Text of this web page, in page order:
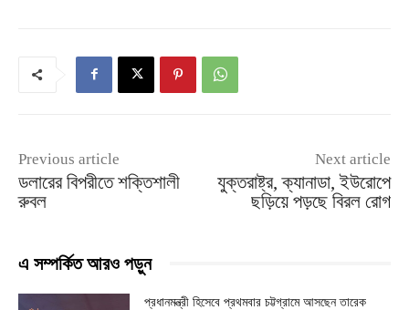
Previous article
ডলারের বিপরীতে শক্তিশালী
রুবল
Next article
যুক্তরাষ্ট্র, ক্যানাডা, ইউরোপে
ছড়িয়ে পড়ছে বিরল রোগ
এ সম্পর্কিত আরও পড়ুন
প্রধানমন্ত্রী হিসেবে প্রথমবার চট্টগ্রামে আসছেন তারেক